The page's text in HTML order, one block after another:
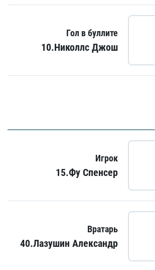
Гол в буллите
10.Николлс Джош
Игрок
15.Фу Спенсер
Вратарь
40.Лазушин Александр